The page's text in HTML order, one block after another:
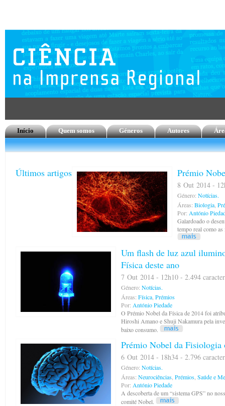
Início Quem somos Géneros Autores
Últimos artigos Prémio
8 Out 2014 -
Género: Notícias.
Áreas: Biologia
Por: António
Galardoado o
tempo real como
Um flash de luz azul
Física deste ano
7 Out 2014 - 12h10 - 2.494
Género: Notícias.
Áreas: Física Prémios
Por: António Piedade
O Prémio Nobel da Física de 2014 foi
Hiroshi Amano e Shuji Nakamura pela
baixo consumo.
Prémio Nobel da
6 Out 2014 - 18h34 - 2.796
Género: Notícias.
Áreas: Neurociências Prémios Saúde e
Por: António Piedade
A descoberta de um “sistema GPS” no
comité Nobel.